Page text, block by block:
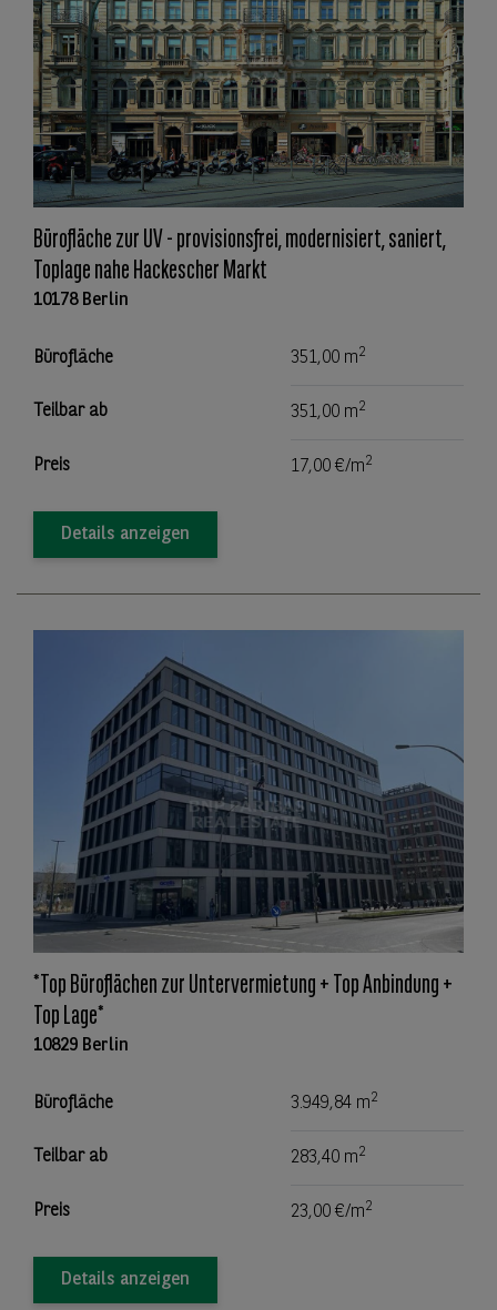
Bürofläche zur UV - provisionsfrei, modernisiert, saniert,
Toplage nahe Hackescher Markt
10178 Berlin
Bürofläche 351,00 m2
Teilbar ab 351,00 m2
Preis 17,00 €/m2
Details anzeigen
*Top Büroflächen zur Untervermietung + Top Anbindung +
Top Lage*
10829 Berlin
Bürofläche 3.949,84 m2
Teilbar ab 283,40 m2
Preis 23,00 €/m2
Details anzeigen